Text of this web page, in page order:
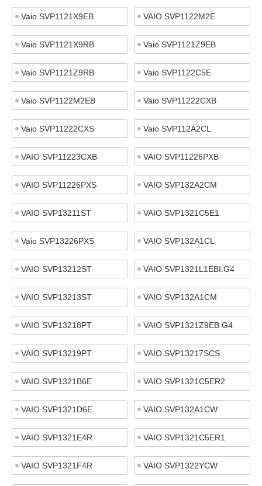
Vaio SVP1121X9EB VAIO SVP1122M2E
Vaio SVP1121X9RB Vaio SVP1121Z9EB
Vaio SVP1121Z9RB Vaio SVP1122C5E
Vaio SVP1122M2EB Vaio SVP11222CXB
Vaio SVP11222CXS Vaio SVP112A2CL
VAIO SVP11223CXB VAIO SVP11226PXB
VAIO SVP11226PXS VAIO SVP132A2CM
VAIO SVP13211ST VAIO SVP1321C5E1
Vaio SVP13226PXS VAIO SVP132A1CL
VAIO SVP13212ST VAIO SVP1321L1EBI.G4
VAIO SVP13213ST VAIO SVP132A1CM
VAIO SVP13218PT VAIO SVP1321Z9EB.G4
VAIO SVP13219PT VAIO SVP13217SCS
VAIO SVP1321B6E VAIO SVP1321C5ER2
VAIO SVP1321D6E VAIO SVP132A1CW
VAIO SVP1321E4R VAIO SVP1321C5ER1
VAIO SVP1321F4R VAIO SVP1322YCW